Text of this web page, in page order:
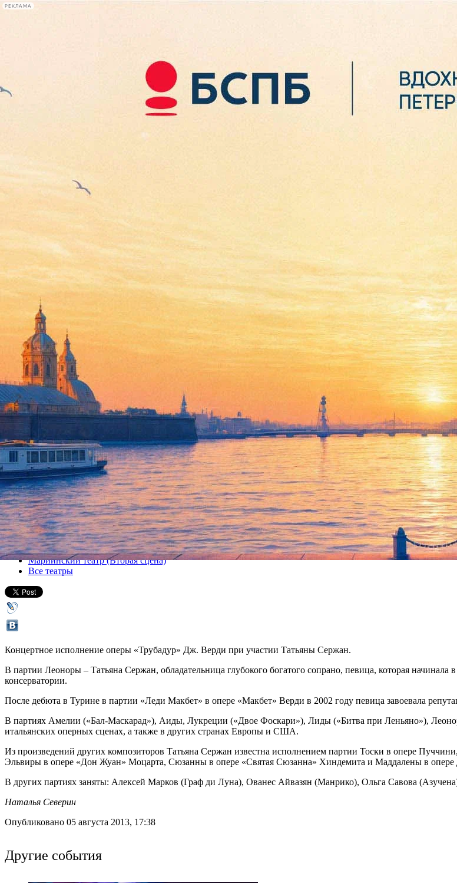
РЕКЛАМА
лекции
книги
Концертное исполнение оперы «Трубадур» Верди
09 августа 2013, пятница,19.00
Версия для печати
Все спектакли
Мариинский театр (Вторая сцена)
Все театры
Концертное исполнение оперы «Трубадур» Дж. Верди при участии Татьяны Сержан.
В партии Леоноры – Татьяна Сержан, обладательница глубокого богатого сопрано, певица, которая начинала
консерватории.
После дебюта в Турине в партии «Леди Макбет» в опере «Макбет» Верди в 2002 году певица завоевала
В партиях Амелии («Бал-Маскарад»), Аиды, Лукреции («Двое Фоскари»), Лиды («Битва при Леньяно»),
итальянских оперных сценах, а также в других странах Европы и США.
Из произведений других композиторов Татьяна Сержан известна исполнением партии Тоски в опере
Эльвиры в опере «Дон Жуан» Моцарта, Сюзанны в опере «Святая Сюзанна» Хиндемита и Маддалены в
В других партиях заняты: Алексей Марков (Граф ди Луна), Ованес Айвазян (Манрико), Ольга Савова
Наталья Северин
Опубликовано 05 августа 2013, 17:38
Другие события